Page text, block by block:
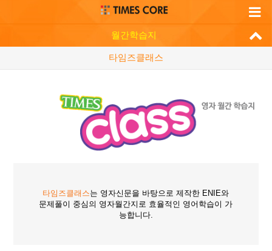
월간학습지
타임즈클래스
타임즈클래스는 영자신문을 바탕으로 제작한 ENIE와
문제풀이 중심의 영자월간지로 효율적인 영어학습이 가
능합니다.